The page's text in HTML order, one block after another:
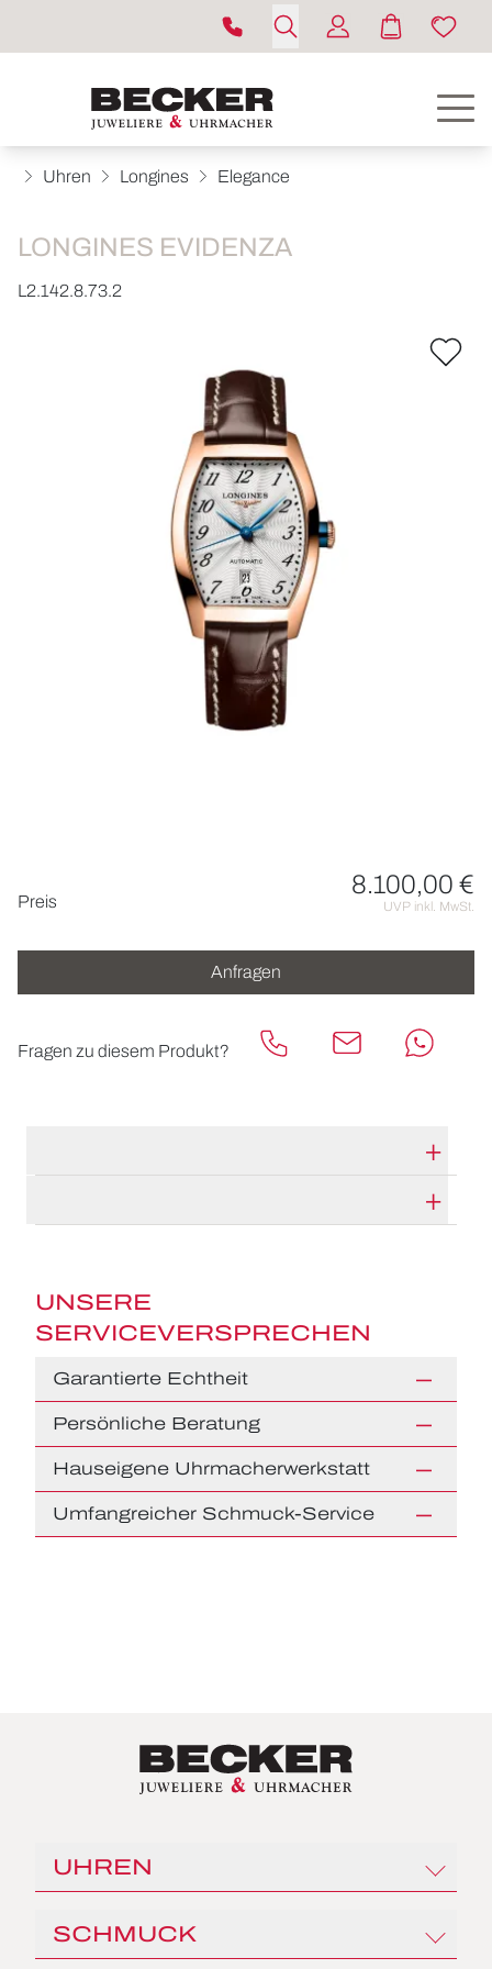
ROLEX
UHREN
SCHMUCK
HOCHZEIT
ACCESSOIRES
ÜBER UNS
Uhren Longines Elegance
LONGINES EVIDENZA
L2.142.8.73.2
Preis
8.100,00 €
UVP inkl. MwSt.
Anfragen
Fragen zu diesem Produkt?
HERSTELLERBESCHREIBUNG
UNSERE
SERVICEVERSPRECHEN
Garantierte Echtheit
Persönliche Beratung
Hauseigene Uhrmacherwerkstatt
Umfangreicher Schmuck-Service
UHREN
SCHMUCK